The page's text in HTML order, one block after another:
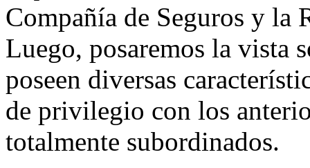
Compañía de Seguros y la
Luego, posaremos la vista
poseen diversas
de privilegio con los
totalmente subordinados.